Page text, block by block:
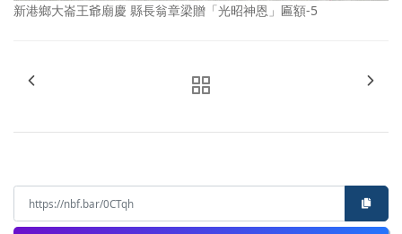
新港鄉大崙王爺廟慶 縣長翁章梁贈「光昭神恩」匾額-5